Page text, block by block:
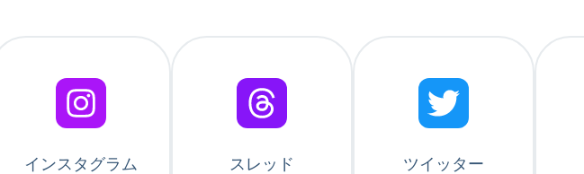
インスタグラム スレッド ツイッター